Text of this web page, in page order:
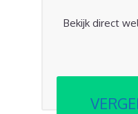
Bekijk direct